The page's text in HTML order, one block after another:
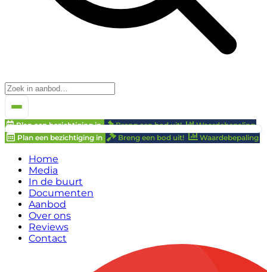
Plan een bezichtiging in Breng een bod uit!
Waardebepaling
Plan een bezichtiging in
Breng een bod uit! Waardebepaling
Home
Media
In de buurt
Documenten
Aanbod
Over ons
Reviews
Contact